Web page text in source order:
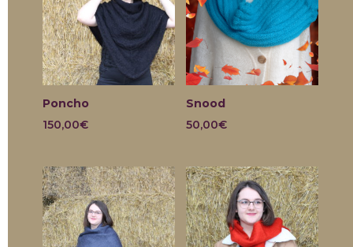
Poncho
150,00€
Snood
50,00€